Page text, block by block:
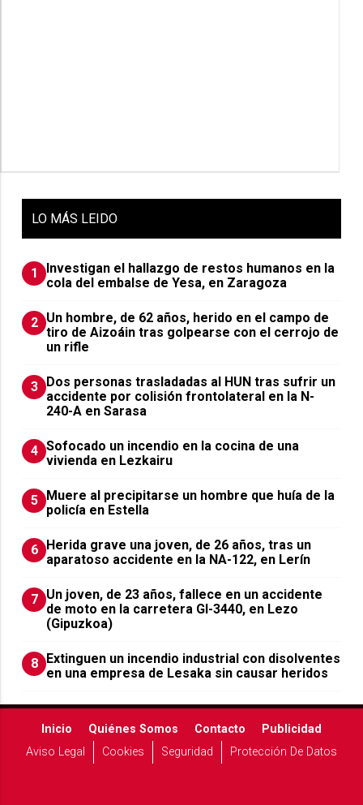
LO MÁS LEIDO
1
Investigan el hallazgo de restos humanos en la
cola del embalse de Yesa, en Zaragoza
2 Un hombre, de 62 años, herido en el campo de
tiro de Aizoáin tras golpearse con el cerrojo de
un rifle
3
​Dos personas trasladadas al HUN tras sufrir un
accidente por colisión frontolateral en la N-
240-A en Sarasa
4 Sofocado un incendio en la cocina de una
vivienda en Lezkairu
5
Muere al precipitarse un hombre que huía de la
policía en Estella
6
Herida grave una joven, de 26 años, tras un
aparatoso accidente en la NA-122, en Lerín
7 Un joven, de 23 años, fallece en un accidente
de moto en la carretera GI-3440, en Lezo
(Gipuzkoa)
8
Extinguen un incendio industrial con disolventes
en una empresa de Lesaka sin causar heridos
Inicio Quiénes Somos Contacto
Publicidad
Aviso Legal
Cookies Seguridad Protección De Datos